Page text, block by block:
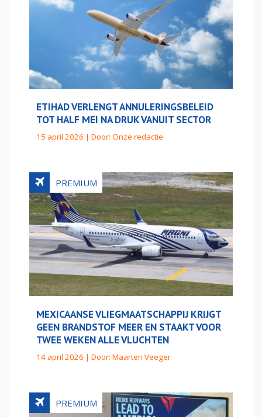
ETIHAD VERLENGT ANNULERINGSBELEID
TOT HALF MEI NA DRUK VANUIT SECTOR
15 april 2026 | Door: Onze redactie
MEXICAANSE VLIEGMAATSCHAPPIJ KRIJGT
GEEN BRANDSTOF MEER EN STAAKT VOOR
TWEE WEKEN ALLE VLUCHTEN
14 april 2026 | Door: Maarten Veeger